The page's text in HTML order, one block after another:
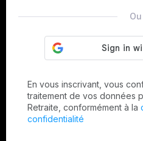
Ou
En vous inscrivant, vous
traitement de vos données
Retraite, conformément à la
confidentialité